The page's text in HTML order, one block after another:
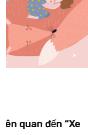
Giải mã